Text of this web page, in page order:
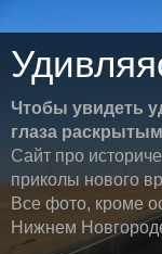
Чтобы увидеть
глаза
Сайт про
приколы нового
Все фото, кроме
Нижнем